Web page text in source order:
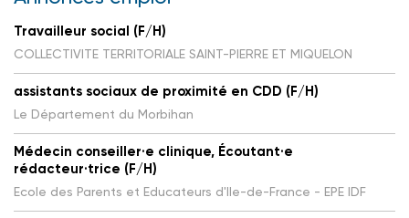
Travailleur social (F/H)
COLLECTIVITE TERRITORIALE SAINT-PIERRE ET MIQUELON
assistants sociaux de proximité en CDD (F/H)
Le Département du Morbihan
Médecin conseiller·e clinique, Écoutant·e
rédacteur·trice (F/H)
Ecole des Parents et Educateurs d'Ile-de-France - EPE IDF